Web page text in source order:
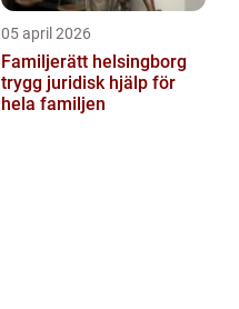
05 april 2026
Familjerätt helsingborg
trygg juridisk hjälp för
hela familjen